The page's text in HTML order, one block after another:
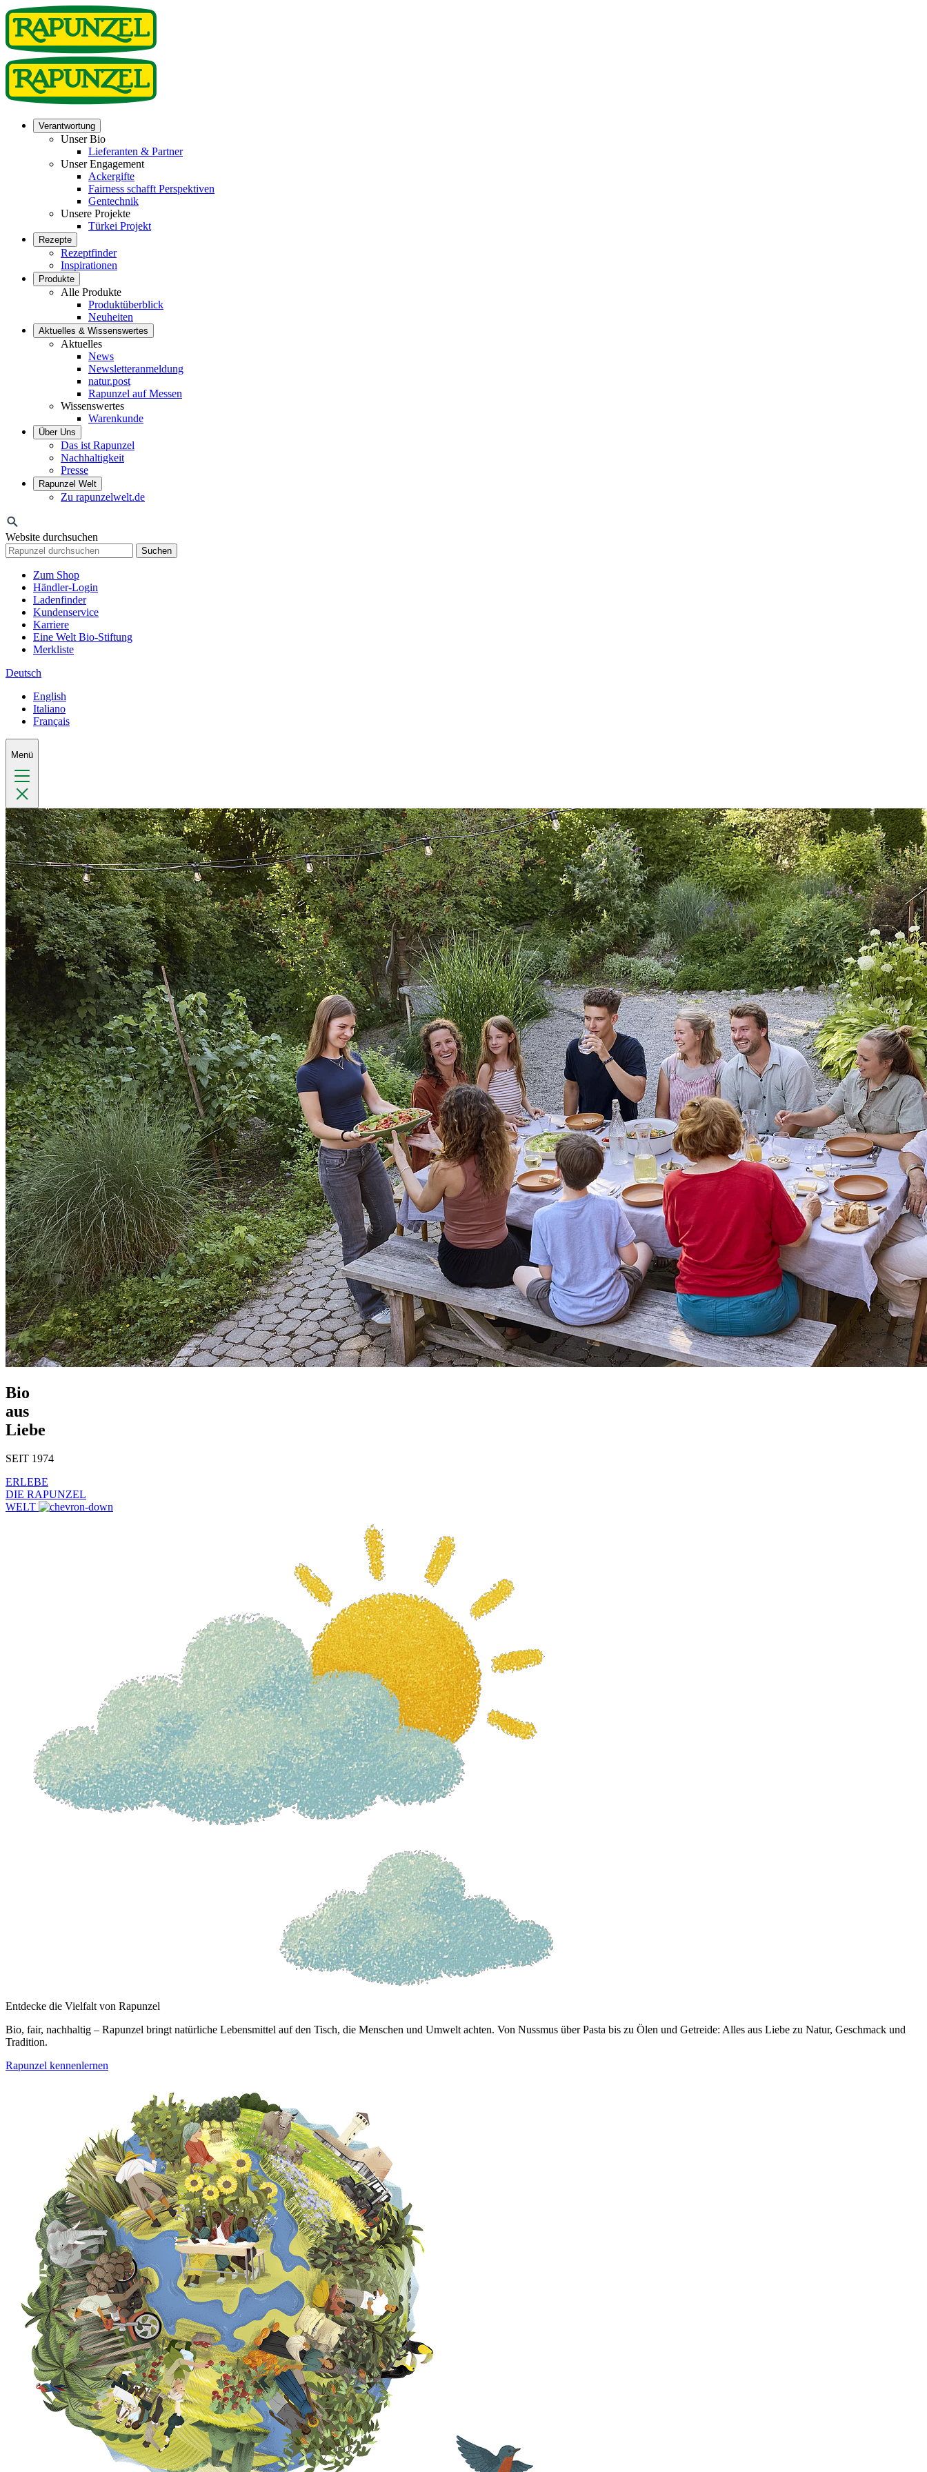
Verantwortung
Unser Bio
Lieferanten & Partner
Unser Engagement
Ackergifte
Fairness schafft Perspektiven
Gentechnik
Unsere Projekte
Türkei Projekt
Rezepte
Rezeptfinder
Inspirationen
Produkte
Alle Produkte
Produktüberblick
Neuheiten
Aktuelles & Wissenswertes
Aktuelles
News
Newsletteranmeldung
natur.post
Rapunzel auf Messen
Wissenswertes
Warenkunde
Über Uns
Das ist Rapunzel
Nachhaltigkeit
Presse
Rapunzel Welt
Zu rapunzelwelt.de
Website durchsuchen
Suchen
Zum Shop
Händler-Login
Ladenfinder
Kundenservice
Karriere
Eine Welt Bio-Stiftung
Merkliste
Deutsch
English
Italiano
Français
Menü
Bio
aus
Liebe
SEIT 1974
ERLEBE
DIE RAPUNZEL
WELT
Entdecke die Vielfalt von Rapunzel
Bio, fair, nachhaltig – Rapunzel bringt natürliche Lebensmittel auf den Tisch, die Menschen und Umwelt achten. Von Nussmus über Pasta bis zu Ölen und Getreide: Alles aus Liebe zu Natur, Geschmack und
Tradition.
Rapunzel kennenlernen